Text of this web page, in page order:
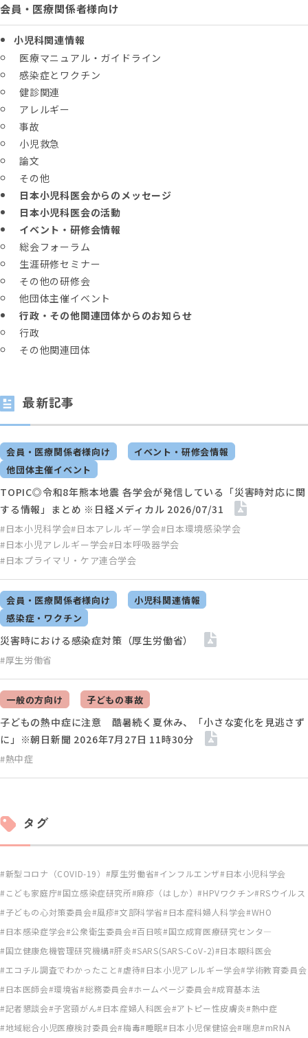
会員・医療関係者様向け
小児科関連情報
医療マニュアル・ガイドライン
感染症とワクチン
健診関連
アレルギー
事故
小児救急
論文
その他
日本小児科医会からのメッセージ
日本小児科医会の活動
イベント・研修会情報
総会フォーラム
生涯研修セミナー
その他の研修会
他団体主催イベント
行政・その他関連団体からのお知らせ
行政
その他関連団体
最新記事
会員・医療関係者様向け
イベント・研修会情報
他団体主催イベント
#日本小児科学会#日本アレルギー学会#日本環境感染学会
#日本小児アレルギー学会#日本呼吸器学会
#日本プライマリ・ケア連合学会
TOPIC◎令和8年熊本地震 各学会が発信している「災害時対応に関
する情報」まとめ ※日経メディカル 2026/07/31
会員・医療関係者様向け
小児科関連情報
感染症・ワクチン
#厚生労働省
災害時における感染症対策（厚生労働省）
一般の方向け 子どもの事故
#熱中症
子どもの熱中症に注意 酷暑続く夏休み、「小さな変化を見逃さず
に」※朝日新聞 2026年7月27日 11時30分
タグ
新型コロナ（COVID-19） 厚生労働省 インフルエンザ 日本小児科学会
こども家庭庁 国立感染症研究所 麻疹（はしか） HPVワクチン RSウイルス
子どもの心対策委員会 風疹 文部科学省 日本産科婦人科学会 WHO
日本感染症学会 公衆衛生委員会 百日咳 国立成育医療研究センタ―
国立健康危機管理研究機構 肝炎 SARS(SARS-CoV-2)
日本眼科医会
エコチル調査でわかったこと 虐待 日本小児アレルギー学会 学術教育委員会
日本医師会 環境省 総務委員会 ホームページ委員会 成育基本法
記者懇談会 子宮頸がん 日本産婦人科医会 アトピー性皮膚炎 熱中症
地域総合小児医療検討委員会 梅毒 睡眠 日本小児保健協会 喘息 mRNA